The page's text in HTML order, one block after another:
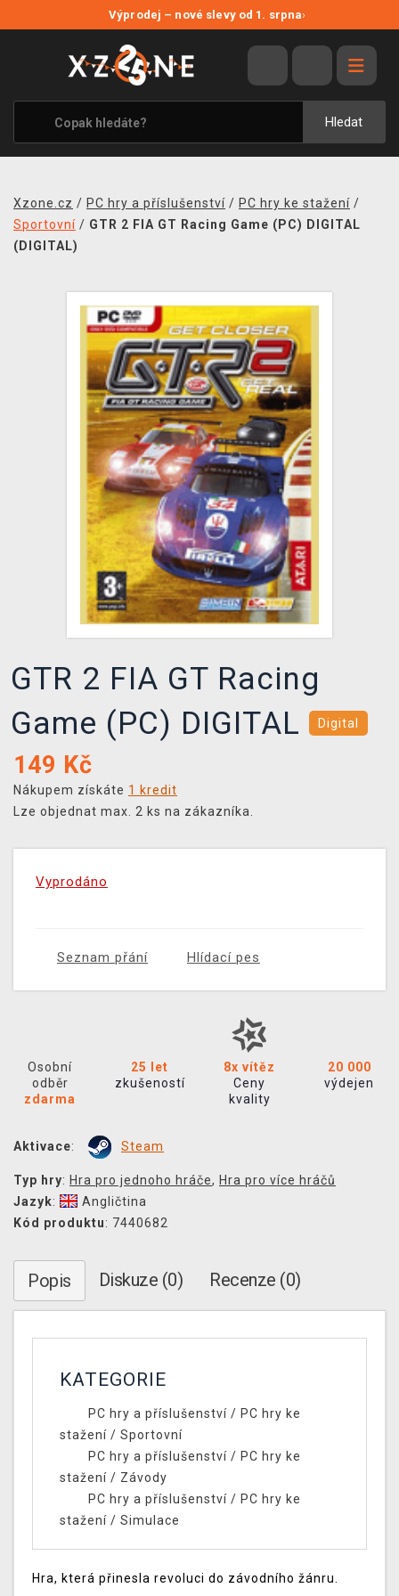
Výprodej – nové slevy od 1. srpna›
Hledat
VÝPRODEJ
VIDEOHRY
XZONE ORIGINALS
TÉMATIKY
MERCHANDISE
PRODEJNY
DOPRAVA
XZONE KLUB
TCG & BOARDGAME HUB
VÝKUP HER (BAZAR)
Xzone.cz / PC hry a příslušenství / PC hry ke stažení /
Sportovní / GTR 2 FIA GT Racing Game (PC) DIGITAL
(DIGITAL)
GTR 2 FIA GT Racing
Game (PC) DIGITAL
Digital
149 Kč
Nákupem získáte 1 kredit
Lze objednat max. 2 ks na zákazníka.
Vyprodáno
Seznam přání Hlídací pes
Osobní
odběr
zdarma
25 let
zkušeností
8x vítěz
Ceny
kvality
20 000
výdejen
Aktivace: Steam
Typ hry: Hra pro jednoho hráče, Hra pro více hráčů
Jazyk:
Angličtina
Kód produktu: 7440682
Popis Diskuze (0) Recenze (0)
KATEGORIE
PC hry a příslušenství/ PC hry ke
stažení / Sportovní
PC hry a příslušenství/ PC hry ke
stažení / Závody
PC hry a příslušenství/ PC hry ke
stažení / Simulace
Hra, která přinesla revoluci do závodního žánru.